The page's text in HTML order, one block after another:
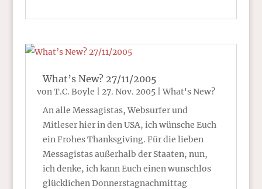
What’s New? 27/11/2005
vonT.C. Boyle 27. Nov. 2005|What's New?
An alle Messagistas, Websurfer und
Mitleser hier in den USA, ich wünsche Euch
ein Frohes Thanksgiving. Für die lieben
Messagistas außerhalb der Staaten, nun,
ich denke, ich kann Euch einen wunschlos
glücklichen Donnerstagnachmittag